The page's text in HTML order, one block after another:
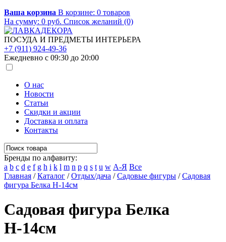
Ваша корзина В корзине: 0 товаров
На сумму: 0 руб. Список желаний (0)
ПОСУДА И ПРЕДМЕТЫ ИНТЕРЬЕРА
+7 (911) 924-49-36
Ежедневно с 09:30 до 20:00
О нас
Новости
Статьи
Скидки и акции
Доставка и оплата
Контакты
Бренды по алфавиту:
a b c d e f g h i k l m n p q s t u w А-Я Все
Главная /Каталог /Отдых/дача /Садовые фигуры /Садовая
фигура Белка Н-14см
Садовая фигура Белка
Н-14см